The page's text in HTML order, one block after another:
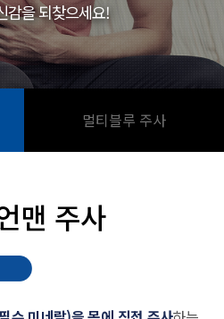
감을 되찾으세요!
멀티블루 주사
맨 주사